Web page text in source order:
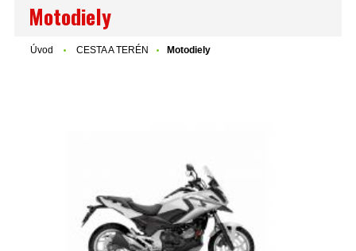
Motodiely
Úvod CESTA A TERÉN Motodiely